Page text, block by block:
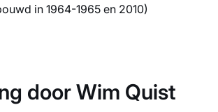
in 1964-1965 en 2010)
door Wim Quist